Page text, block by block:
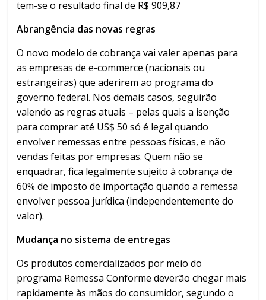
tem-se o resultado final de R$ 909,87
Abrangência das novas regras
O novo modelo de cobrança vai valer apenas para
as empresas de e-commerce (nacionais ou
estrangeiras) que aderirem ao programa do
governo federal. Nos demais casos, seguirão
valendo as regras atuais – pelas quais a isenção
para comprar até US$ 50 só é legal quando
envolver remessas entre pessoas físicas, e não
vendas feitas por empresas. Quem não se
enquadrar, fica legalmente sujeito à cobrança de
60% de imposto de importação quando a remessa
envolver pessoa jurídica (independentemente do
valor).
Mudança no sistema de entregas
Os produtos comercializados por meio do
programa Remessa Conforme deverão chegar mais
rapidamente às mãos do consumidor, segundo o